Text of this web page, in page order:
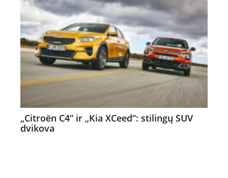
„Citroën C4“ ir „Kia XCeed“: stilingų SUV
dvikova